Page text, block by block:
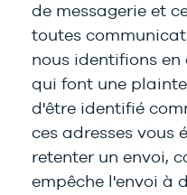
de messagerie et
toutes
nous identifions
qui font une
d'être identifié
ces adresses vous
retenter un envoi,
empêche l'envoi à